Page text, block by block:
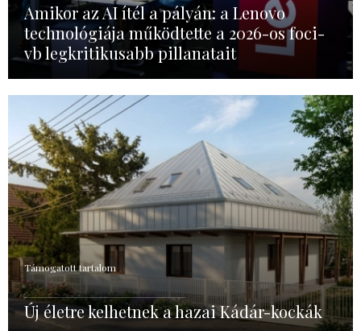
Amikor az AI ítél a pályán: a Lenovo
technológiája működtette a 2026-os foci-
vb legkritikusabb pillanatait
Támogatott tartalom
Új életre kelhetnek a hazai Kádár-kockák